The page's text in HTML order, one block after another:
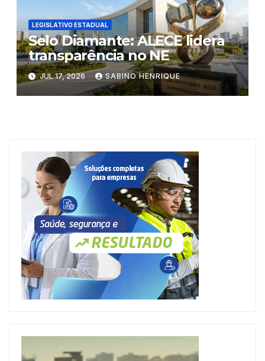
LEGISLATIVO ESTADUAL
Selo Diamante: ALECE lidera
transparência no NE
JUL 17, 2026 SABINO HENRIQUE